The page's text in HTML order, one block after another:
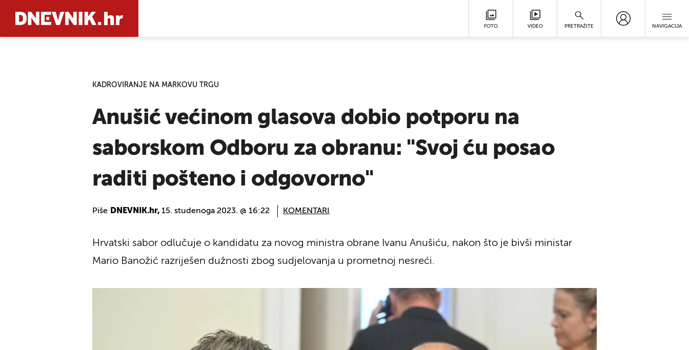
FOTO VIDEO PRETRAŽITE NAVIGACIJA
KADROVIRANJE NA MARKOVU TRGU
Anušić većinom glasova dobio potporu na
saborskom Odboru za obranu: "Svoj ću posao
raditi pošteno i odgovorno"
Piše DNEVNIK.hr, 15. studenoga 2023. @ 16:22 KOMENTARI
Hrvatski sabor odlučuje o kandidatu za novog ministra obrane Ivanu Anušiću, nakon što je bivši ministar
Mario Banožić razriješen dužnosti zbog sudjelovanja u prometnoj nesreći.